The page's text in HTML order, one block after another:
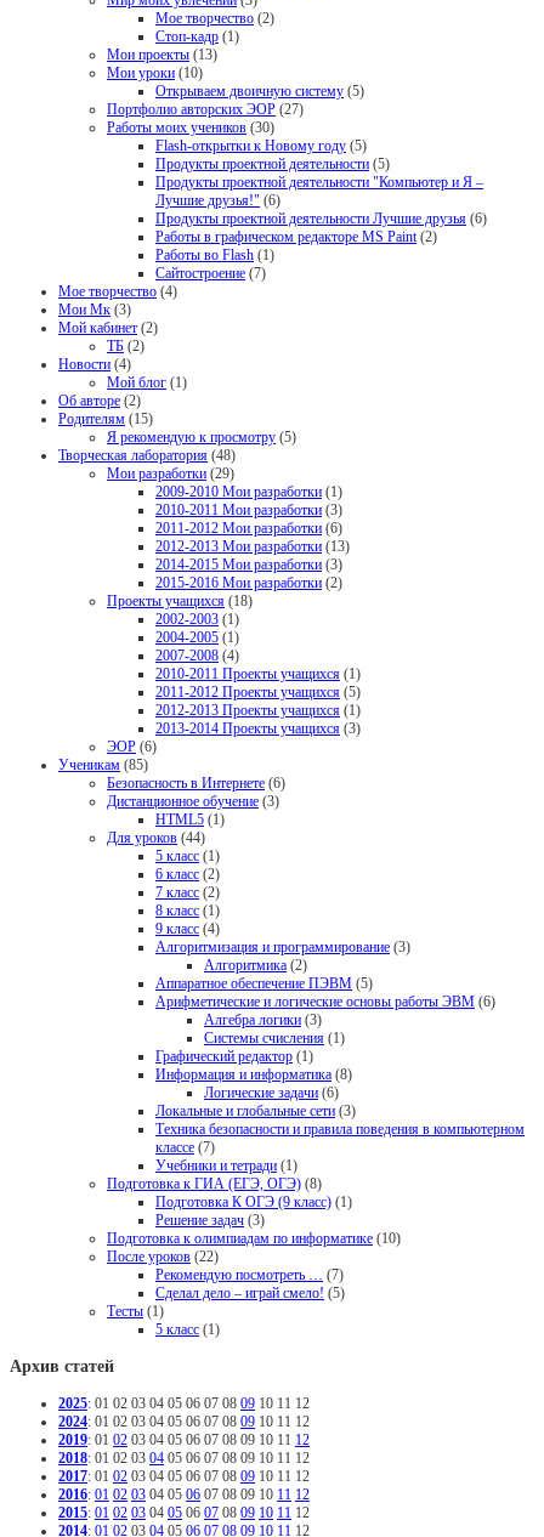
Мое творчество (2)
Стоп-кадр (1)
Мои проекты (13)
Мои уроки (10)
Открываем двоичную систему (5)
Портфолио авторских ЭОР (27)
Работы моих учеников (30)
Flash-открытки к Новому году (5)
Продукты проектной деятельности (5)
Продукты проектной деятельности "Компьютер и Я –
Лучшие друзья!" (6)
Продукты проектной деятельности Лучшие друзья (6)
Работы в графическом редакторе MS Paint(2)
Работы во Flash (1)
Сайтостроение (7)
Мое творчество (4)
Мои Мк (3)
Мой кабинет (2)
ТБ (2)
Новости (4)
Мой блог (1)
Об авторе (2)
Родителям (15)
Я рекомендую к просмотру (5)
Творческая лаборатория (48)
Мои разработки (29)
2009-2010 Мои разработки (1)
2010-2011 Мои разработки (3)
2011-2012 Мои разработки (6)
2012-2013 Мои разработки (13)
2014-2015 Мои разработки (3)
2015-2016 Мои разработки (2)
Проекты учащихся (18)
2002-2003 (1)
2004-2005 (1)
2007-2008 (4)
2010-2011 Проекты учащихся (1)
2011-2012 Проекты учащихся (5)
2012-2013 Проекты учащихся (1)
2013-2014 Проекты учащихся (3)
ЭОР (6)
Ученикам (85)
Безопасность в Интернете (6)
Дистанционное обучение (3)
HTML5 (1)
Для уроков (44)
5 класс (1)
6 класс (2)
7 класс (2)
8 класс (1)
9 класс (4)
Алгоритмизация и программирование (3)
Алгоритмика (2)
Аппаратное обеспечение ПЭВМ (5)
Арифметические и логические основы работы ЭВМ (6)
Алгебра логики (3)
Системы счисления (1)
Графический редактор (1)
Информация и информатика (8)
Логические задачи (6)
Локальные и глобальные сети (3)
Техника безопасности и правила поведения в компьютерном
классе (7)
Учебники и тетради (1)
Подготовка к ГИА (ЕГЭ, ОГЭ) (8)
Подготовка К ОГЭ (9 класс) (1)
Решение задач (3)
Подготовка к олимпиадам по информатике (10)
После уроков (22)
Рекомендую посмотреть … (7)
Сделал дело – играй смело! (5)
Тесты (1)
5 класс (1)
Архив статей
2025: 01 02 03 04 05 06 07 08 09 10 11 12
2024: 01 02 03 04 05 06 07 08 09 10 11 12
2019: 01 02 03 04 05 06 07 08 09 10 11 12
2018: 01 02 03 04 05 06 07 08 09 10 11 12
2017: 01 02 03 04 05 06 07 08 09 10 11 12
2016: 01 02 03 04 05 06 07 08 09 10 11 12
2015: 01 02 03 04 05 06 07 08 09 10 11 12
2014: 01 02 03 04 05 06 07 08 09 10 11 12